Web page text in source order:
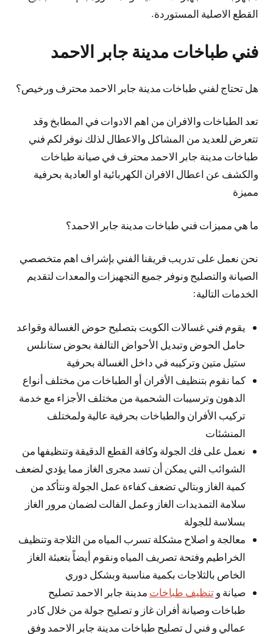
القطع الاصلية المستوردة.
فني طباخات مدينة جابر الاحمد
هل تحتاج لفني طباخات مدينة جابر الاحمد محترف ورخيص؟
تعد الطباخات والافران من اهم الادوات في المطابخ وقد
تتعرض للعديد من المشاكل والاعطال لذلك نوفر لكم فني
طباخات مدينة جابر الاحمد محترف في صيانة طباخات
والكشف عن اعطال الافران الكهربائية او العادية بحرفية
مميزة
ما هي مميزات فني طباخات مدينة جابر الاحمد؟
نحن نعمل على تدريب فريقنا الفني بإشراف اهم متخصصي
الصيانة والتصليح ونوفر جميع التجهيزات والمعدات لتقديم
الخدمات التالية:
يقوم فني غسالات الكويت بتصليح حوض الغسالة وقواعد
حامل الحوض وتبديل الأحواض التالفة بحوض ستانلس
ستيل متين وتركيبه في داخل الغسالة بحرفية
كما نقوم بتنظيف الأفران أو الطباخات من مختلف أنواع
الدهون وترسيبات الشحمية من مختلف الأجزاء مع خدمة
تركيب الأفران والطباخات بحرفية عالية ولمختلف
المنشئات
نعمل على فك الجولة وكافة القطع الدقيقة وتنظيفها من
الشوائب التي يمكن أن تسد مجرى الغاز مما يؤدي لضعف
كمية الغاز وبتالي تضعف كفاءة عمل الجولة ونتأكد من
سلامة التمديدات الغاز وعمل الفالت لضمان مرور الغاز
بسلاسة للجولة
معالجة و اصلاح مشكلة تسرب المياه من الثلاجة وتنظيف
الخراطيم وفتحة تصريف المياه ونقوم أيضاً بتعبئة الغاز
الخاص بالثلاجات بكمية مناسبة وبشكل دوري
صيانة وتنظيف طباخات مدينة جابر الاحمد تصليح
طباخات وصيانة أفران غاز و تصليح جولة من خلال كادر
عمالي و فني ل تصليح طباخات مدينة جابر الاحمد وفق